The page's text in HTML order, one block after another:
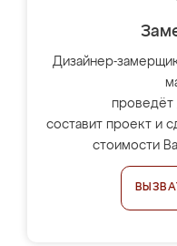
Дизайнер-
проведёт
составит проект и
стоимости